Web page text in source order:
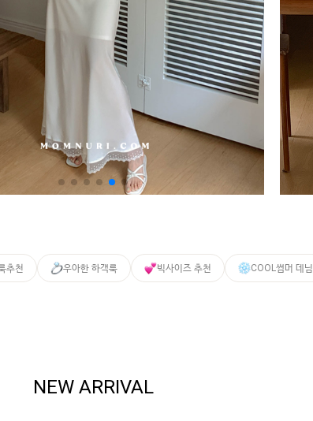
추천 우아한 하객룩 빅사이즈 추천 COOL썸머 데님
NEW ARRIVAL